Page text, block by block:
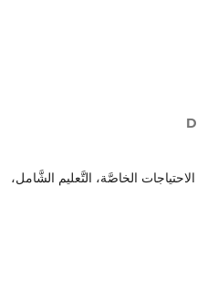
الاحتياجات الخاصَّة، التَّعليم الشَّامل،